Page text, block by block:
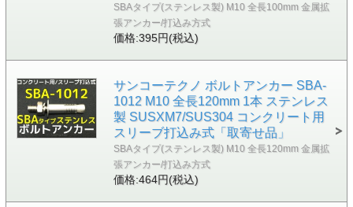
SBAタイプ(ステンレス製) M10 全長100mm 金属拡
張アンカー/打込み方式
価格:395円(税込)
サンコーテクノ ボルトアンカー SBA-
1012 M10 全長120mm 1本 ステンレス
製 SUSXM7/SUS304 コンクリート用
スリーブ打込み式「取寄せ品」
SBAタイプ(ステンレス製) M10 全長120mm 金属拡
張アンカー/打込み方式
価格:464円(税込)